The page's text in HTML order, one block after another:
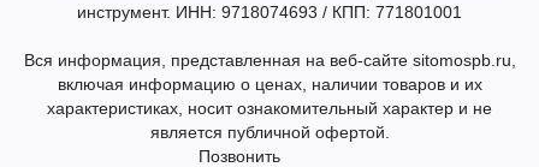
инструмент. ИНН: 9718074693 / КПП: 771801001
Вся информация, представленная на веб-сайте sitomospb.ru,
включая информацию о ценах, наличии товаров и их
характеристиках, носит ознакомительный характер и не
является публичной офертой.
Позвонить